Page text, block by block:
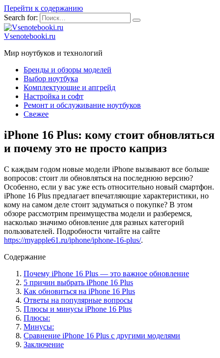
Перейти к содержанию
Search for:
Vsenotebooki.ru
Мир ноутбуков и технологий
Бренды и обзоры моделей
Выбор ноутбука
Комплектующие и апгрейд
Настройка и софт
Ремонт и обслуживание ноутбуков
Свежее
iPhone 16 Plus: кому стоит обновляться
и почему это не просто каприз
С каждым годом новые модели iPhone вызывают все больше
вопросов: стоит ли обновляться на последнюю версию?
Особенно, если у вас уже есть относительно новый смартфон.
iPhone 16 Plus предлагает впечатляющие характеристики, но
кому на самом деле стоит задуматься о покупке? В этом
обзоре рассмотрим преимущества модели и разберемся,
насколько значимо обновление для разных категорий
пользователей. Подробности читайте на сайте
https://myapple61.ru/iphone/iphone-16-plus/.
Содержание
Почему iPhone 16 Plus — это важное обновление
5 причин выбрать iPhone 16 Plus
Как обновиться на iPhone 16 Plus
Ответы на популярные вопросы
Плюсы и минусы iPhone 16 Plus
Плюсы:
Минусы:
Сравнение iPhone 16 Plus с другими моделями
Заключение